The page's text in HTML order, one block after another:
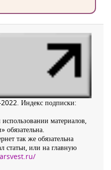
Индекс подписки:
материалов,
обязательна.
так же обязательна
статьи, или на главную